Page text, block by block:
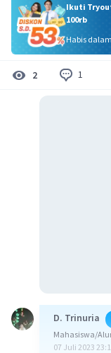
Ikuti
100rb
Habis dalam
2 1
D. Trinuria
Mahasiswa/
07 Juli 2023